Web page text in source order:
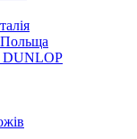
DUNLOP